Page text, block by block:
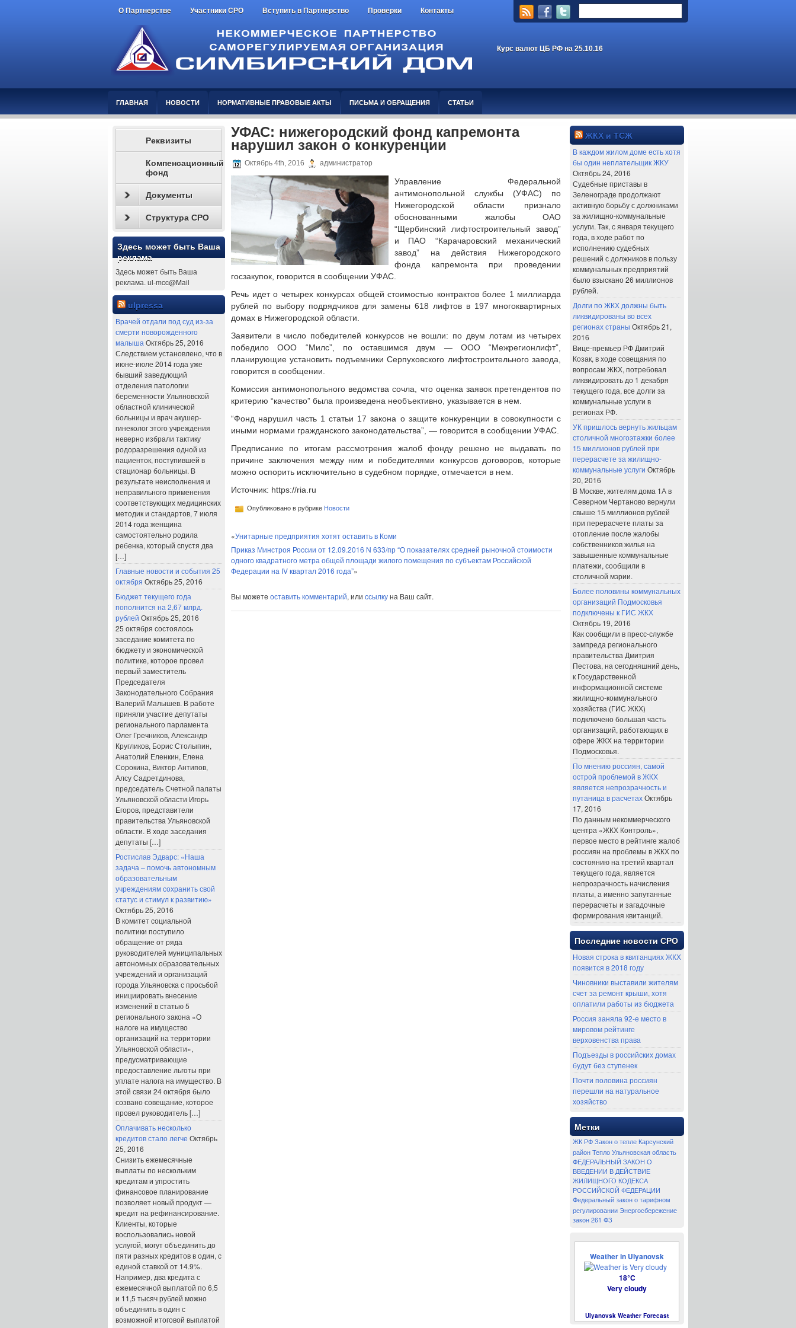
О Партнерстве Участники СРО Вступить в Партнерство Проверки Контакты
Курс валют ЦБ РФ на 25.10.16
ГЛАВНАЯ НОВОСТИ НОРМАТИВНЫЕ ПРАВОВЫЕ АКТЫ ПИСЬМА И ОБРАЩЕНИЯ СТАТЬИ
Реквизиты
Компенсационный
фонд
Документы
Структура СРО
Здесь может быть Ваша
реклама
Здесь может быть Ваша
реклама. ul-mcc@Mail
ulpressa
Врачей отдали под суд из-за
смерти новорожденного
малыша Октябрь 25, 2016
Следствием установлено, что в
июне-июле 2014 года уже
бывший заведующий
отделения патологии
беременности Ульяновской
областной клинической
больницы и врач акушер-
гинеколог этого учреждения
неверно избрали тактику
родоразрешения одной из
пациенток, поступившей в
стационар больницы. В
результате неисполнения и
неправильного применения
соответствующих медицинских
методик и стандартов, 7 июля
2014 года женщина
самостоятельно родила
ребенка, который спустя два
[…]
Главные новости и события 25
октября Октябрь 25, 2016
Бюджет текущего года
пополнится на 2,67 млрд.
рублей Октябрь 25, 2016
25 октября состоялось
заседание комитета по
бюджету и экономической
политике, которое провел
первый заместитель
Председателя
Законодательного Собрания
Валерий Малышев. В работе
приняли участие депутаты
регионального парламента
Олег Гречников, Александр
Кругликов, Борис Столыпин,
Анатолий Еленкин, Елена
Сорокина, Виктор Антипов,
Алсу Садретдинова,
председатель Счетной палаты
Ульяновской области Игорь
Егоров, представители
правительства Ульяновской
области. В ходе заседания
депутаты […]
Ростислав Эдварс: «Наша
задача – помочь автономным
образовательным
учреждениям сохранить свой
статус и стимул к развитию»
Октябрь 25, 2016
В комитет социальной
политики поступило
обращение от ряда
руководителей муниципальных
автономных образовательных
учреждений и организаций
города Ульяновска с просьбой
инициировать внесение
изменений в статью 5
регионального закона «О
налоге на имущество
организаций на территории
Ульяновской области»,
предусматривающие
предоставление льготы при
уплате налога на имущество. В
этой связи 24 октября было
созвано совещание, которое
провел руководитель […]
Оплачивать несколько
кредитов стало легче Октябрь
25, 2016
Снизить ежемесячные
выплаты по нескольким
кредитам и упростить
финансовое планирование
позволяет новый продукт —
кредит на рефинансирование.
Клиенты, которые
воспользовались новой
услугой, могут объединить до
пяти разных кредитов в один, с
единой ставкой от 14.9%.
Например, два кредита с
ежемесячной выплатой по 6,5
и 11,5 тысяч рублей можно
объединить в один с
возможной итоговой выплатой
УФАС: нижегородский фонд капремонта
нарушил закон о конкуренции
Октябрь 4th, 2016 администратор
Управление Федеральной
антимонопольной службы (УФАС) по
Нижегородской области признало
обоснованными жалобы ОАО
“Щербинский лифтостроительный завод”
и ПАО “Карачаровский механический
завод” на действия Нижегородского
фонда капремонта при проведении
госзакупок, говорится в сообщении УФАС.
Речь идет о четырех конкурсах общей стоимостью контрактов более 1 миллиарда
рублей по выбору подрядчиков для замены 618 лифтов в 197 многоквартирных
домах в Нижегородской области.
Заявители в число победителей конкурсов не вошли: по двум лотам из четырех
победило ООО “Милс”, по оставшимся двум — ООО “Межрегионлифт”,
планирующие установить подъемники Серпуховского лифтостроительного завода,
говорится в сообщении.
Комиссия антимонопольного ведомства сочла, что оценка заявок претендентов по
критерию “качество” была произведена необъективно, указывается в нем.
“Фонд нарушил часть 1 статьи 17 закона о защите конкуренции в совокупности с
иными нормами гражданского законодательства”, — говорится в сообщении УФАС.
Предписание по итогам рассмотрения жалоб фонду решено не выдавать по
причине заключения между ним и победителями конкурсов договоров, которые
можно оспорить исключительно в судебном порядке, отмечается в нем.
Источник: https://ria.ru
Опубликовано в рубрике Новости
«Унитарные предприятия хотят оставить в Коми
Приказ Минстроя России от 12.09.2016 N 633/пр “О показателях средней рыночной стоимости
одного квадратного метра общей площади жилого помещения по субъектам Российской
Федерации на IV квартал 2016 года”»
Вы можете оставить комментарий, или ссылкуна Ваш сайт.
ЖКХ и ТСЖ
В каждом жилом доме есть хотя
бы один неплательщик ЖКУ
Октябрь 24, 2016
Судебные приставы в
Зеленограде продолжают
активную борьбу с должниками
за жилищно-коммунальные
услуги. Так, с января текущего
года, в ходе работ по
исполнению судебных
решений с должников в пользу
коммунальных предприятий
было взыскано 26 миллионов
рублей.
Долги по ЖКХ должны быть
ликвидированы во всех
регионах страны Октябрь 21,
2016
Вице-премьер РФ Дмитрий
Козак, в ходе совещания по
вопросам ЖКХ, потребовал
ликвидировать до 1 декабря
текущего года, все долги за
коммунальные услуги в
регионах РФ.
УК пришлось вернуть жильцам
столичной многоэтажки более
15 миллионов рублей при
перерасчете за жилищно-
коммунальные услуги Октябрь
20, 2016
В Москве, жителям дома 1А в
Северном Чертаново вернули
свыше 15 миллионов рублей
при перерасчете платы за
отопление после жалобы
собственников жилья на
завышенные коммунальные
платежи, сообщили в
столичной мэрии.
Более половины коммунальных
организаций Подмосковья
подключены к ГИС ЖКХ
Октябрь 19, 2016
Как сообщили в пресс-службе
зампреда регионального
правительства Дмитрия
Пестова, на сегодняшний день,
к Государственной
информационной системе
жилищно-коммунального
хозяйства (ГИС ЖКХ)
подключено большая часть
организаций, работающих в
сфере ЖКХ на территории
Подмосковья.
По мнению россиян, самой
острой проблемой в ЖКХ
является непрозрачность и
путаница в расчетахОктябрь
17, 2016
По данным некоммерческого
центра «ЖКХ Контроль»,
первое место в рейтинге жалоб
россиян на проблемы в ЖКХ по
состоянию на третий квартал
текущего года, является
непрозрачность начисления
платы, а именно запутанные
перерасчеты и загадочные
формирования квитанций.
Последние новости СРО
Новая строка в квитанциях ЖКХ
появится в 2018 году
Чиновники выставили жителям
счет за ремонт крыши, хотя
оплатили работы из бюджета
Россия заняла 92-е место в
мировом рейтинге
верховенства права
Подъезды в российских домах
будут без ступенек
Почти половина россиян
перешли на натуральное
хозяйство
Метки
ЖК РФ Закон о тепле Карсунский
район Тепло Ульяновская область
ФЕДЕРАЛЬНЫЙ ЗАКОН О
ВВЕДЕНИИ В ДЕЙСТВИЕ
ЖИЛИЩНОГО КОДЕКСА
РОССИЙСКОЙ ФЕДЕРАЦИИ
Федеральный закон о тарифном
регулировании Энергосбережение
закон 261 ФЗ
Weather in Ulyanovsk
18°C
Very cloudy
Ulyanovsk Weather Forecast